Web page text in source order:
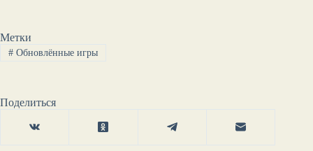
Метки
#Обновлённые игры
Поделиться